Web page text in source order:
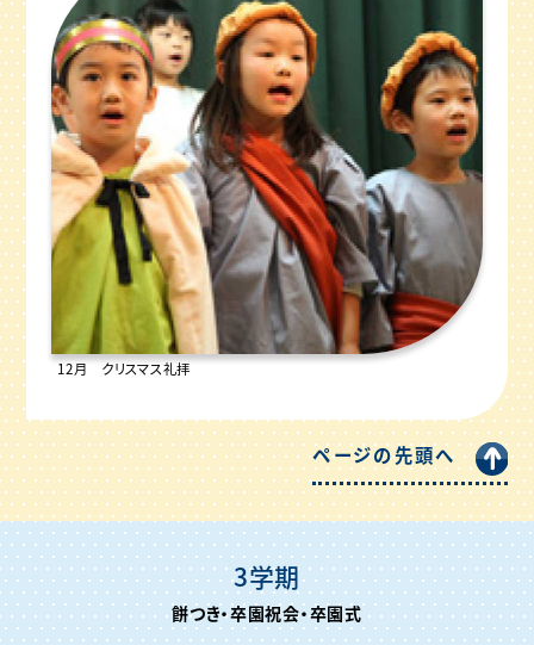
12月 クリスマス礼拝
ページの先頭へ
3学期
餅つき・卒園祝会・卒園式